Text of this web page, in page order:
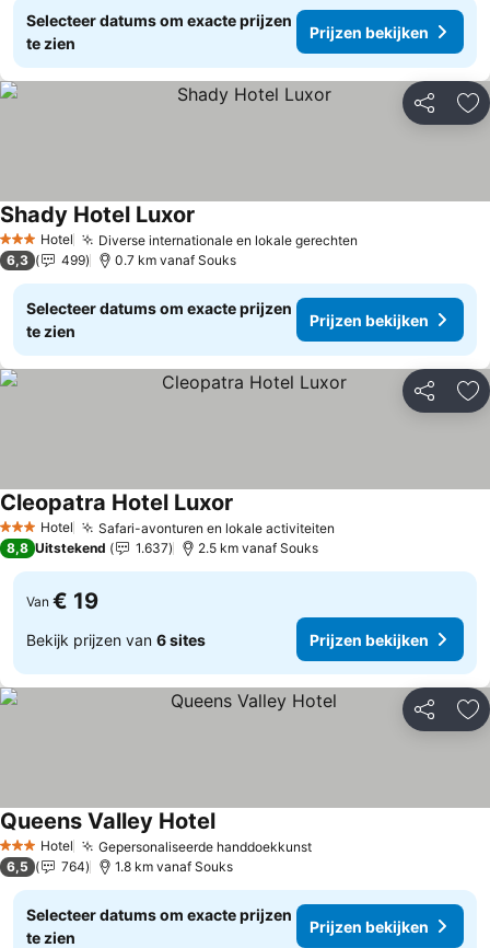
Selecteer datums om exacte prijzen
te zien
Prijzen bekijken
Delen
3 SterrenHotel Diverse internationale en lokale gerechten
Shady Hotel Luxor
6,3 499 0.7 km vanaf Souks
Selecteer datums om exacte prijzen
te zien
Prijzen bekijken
Delen
3 SterrenHotel Safari-avonturen en lokale activiteiten
Cleopatra Hotel Luxor
8,8 Uitstekend 1.637 2.5 km vanaf Souks
Van € 19
Bekijk prijzen van 6 sites Prijzen bekijken
Delen
3 SterrenHotel Gepersonaliseerde handdoekkunstPrijzen bekijken
Queens Valley HotelPrijzen bekijken
6,5 764 1.8 km vanaf Souks
Selecteer datums om exacte prijzen
te zien
Prijzen bekijken